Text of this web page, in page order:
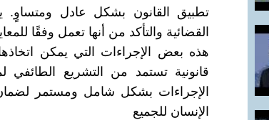
تطبيق القانون بشكل عادل ومتساوٍ.
القضائية والتأكد من أنها تعمل وفقًا
هذه بعض الإجراءات التي يمكن
قانونية تستمد من التشريع
الإجراءات بشكل شامل ومستمر
الإنسان للجميع